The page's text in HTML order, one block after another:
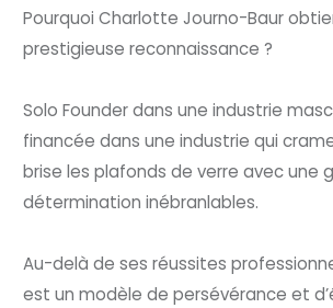
Pourquoi Charlotte Journo-Baur
prestigieuse reconnaissance ?
Solo Founder dans une industrie
financée dans une industrie qui
brise les plafonds de verre avec une
détermination inébranlables.
Au-delà de ses réussites
est un modèle de persévérance et